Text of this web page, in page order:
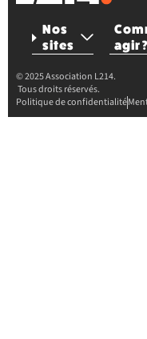
Nos
sites
agir ?
© 2025 Association L214.
Tous droits réservés.
Politique de confidentialité